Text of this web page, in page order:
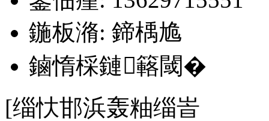
鍦板潃: 鍗楀尯
鏀惰棌鏈簵閾�
[缁忕邯浜轰粙缁峕